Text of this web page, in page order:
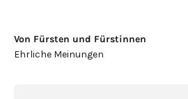
Von Fürsten und Fürstinnen